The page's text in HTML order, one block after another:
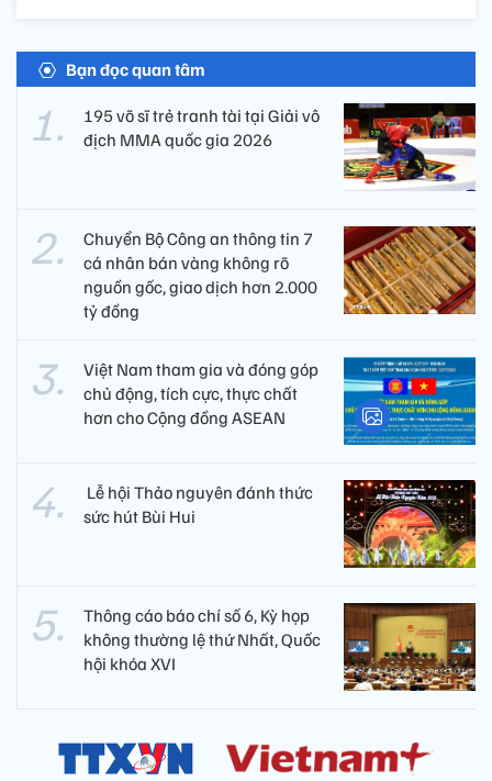
Bạn đọc quan tâm
195 võ sĩ trẻ tranh tài tại Giải vô
địch MMA quốc gia 2026
Chuyển Bộ Công an thông tin 7
cá nhân bán vàng không rõ
nguồn gốc, giao dịch hơn 2.000
tỷ đồng
Việt Nam tham gia và đóng góp
chủ động, tích cực, thực chất
hơn cho Cộng đồng ASEAN
​ Lễ hội Thảo nguyên đánh thức
sức hút Bùi Hui
Thông cáo báo chí số 6, Kỳ họp
không thường lệ thứ Nhất, Quốc
hội khóa XVI